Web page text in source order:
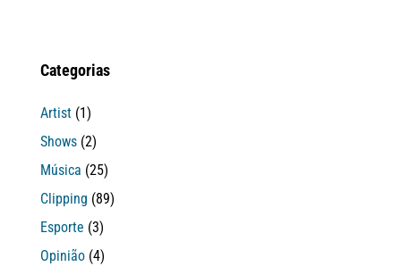
Categorias
Artist (1)
Shows (2)
Música (25)
Clipping (89)
Esporte (3)
Opinião (4)